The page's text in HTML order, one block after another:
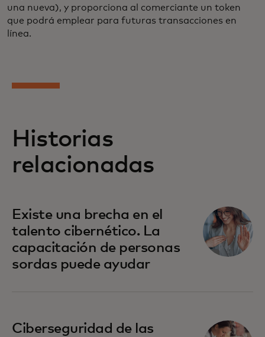
una nueva), y proporciona al comerciante un token
que podrá emplear para futuras transacciones en
línea.
Historias
relacionadas
Existe una brecha en el
talento cibernético. La
capacitación de personas
sordas puede ayudar
Ciberseguridad de las